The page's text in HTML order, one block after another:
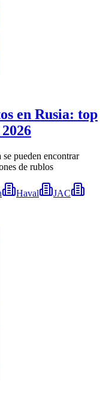
en Rusia: top
pueden encontrar
de rublos
Haval
JAC